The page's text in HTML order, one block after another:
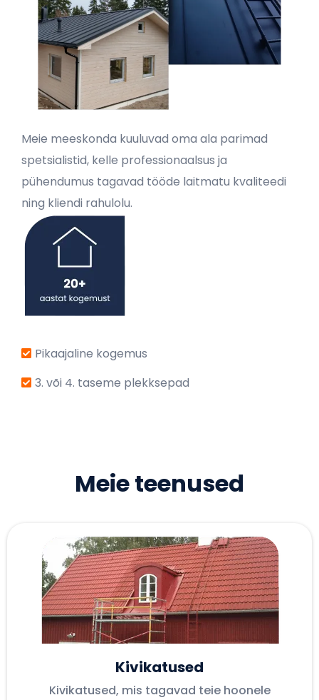
Meie meeskonda kuuluvad oma ala parimad
spetsialistid, kelle professionaalsus ja
pühendumus tagavad tööde laitmatu kvaliteedi
ning kliendi rahulolu.
Pikaajaline kogemus
3. või 4. taseme plekksepad
Meie teenused
Kivikatused
Kivikatused, mis tagavad teie hoonele